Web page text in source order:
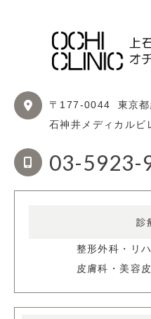
〒177-0044 東京
石神井メディカルビ
03-5923-
診
整形外科・リ
皮膚科・美容